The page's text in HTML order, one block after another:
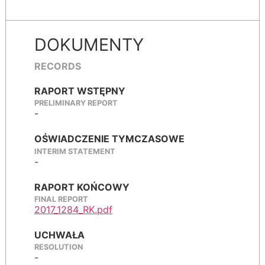
DOKUMENTY
RECORDS
RAPORT WSTĘPNY
PRELIMINARY REPORT
-
OŚWIADCZENIE TYMCZASOWE
INTERIM STATEMENT
-
RAPORT KOŃCOWY
FINAL REPORT
2017_1284_RK.pdf
UCHWAŁA
RESOLUTION
-